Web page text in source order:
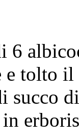
6
e tolto
succo